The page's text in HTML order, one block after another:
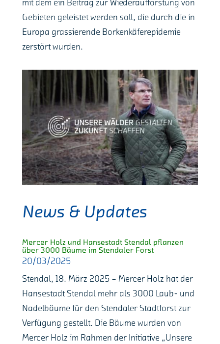
mit dem ein Beitrag zur Wiederaufforstung von
Gebieten geleistet werden soll, die durch die in
Europa grassierende Borkenkäferepidemie
zerstört wurden.
News & Updates
Mercer Holz und Hansestadt Stendal pflanzen
über 3000 Bäume im Stendaler Forst
20/03/2025
Stendal, 18. März 2025 – Mercer Holz hat der
Hansestadt Stendal mehr als 3000 Laub- und
Nadelbäume für den Stendaler Stadtforst zur
Verfügung gestellt. Die Bäume wurden von
Mercer Holz im Rahmen der Initiative „Unsere